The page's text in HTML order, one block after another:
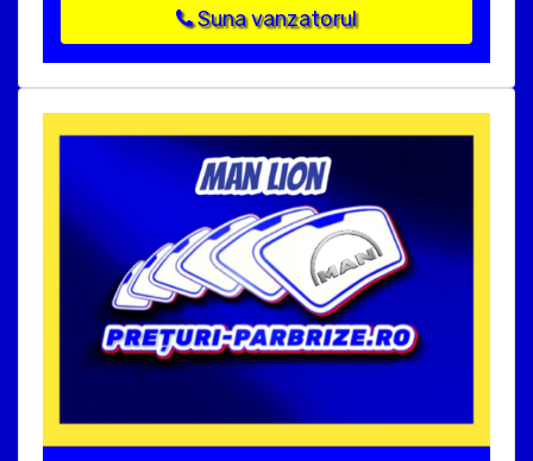
Suna vanzatorul